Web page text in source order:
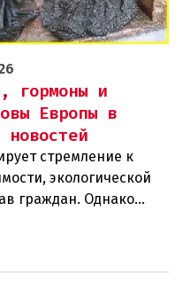
гормоны и
Европы в
новостей
стремление к
экологической
граждан. Однако
и решение
п